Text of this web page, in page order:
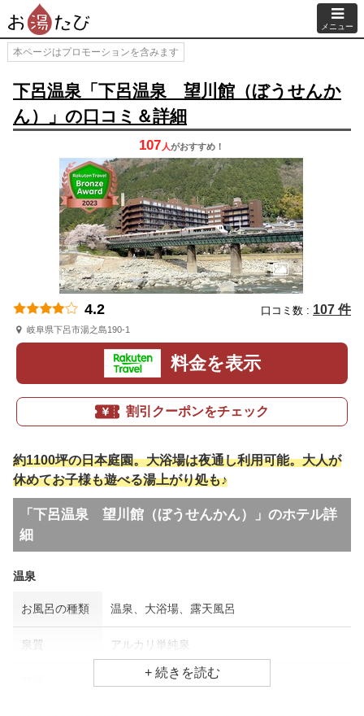
メニュー
本ページはプロモーションを含みます
下呂温泉「下呂温泉 望川館（ぼうせんか
ん）」の口コミ＆詳細
107 人がおすすめ！
4.2 口コミ数 : 107 件
岐阜県下呂市湯之島190-1
料金を表示
割引クーポンをチェック
約1100坪の日本庭園。大浴場は夜通し利用可能。大人が
休めてお子様も遊べる湯上がり処も♪
「下呂温泉 望川館（ぼうせんかん）」のホテル詳
細
温泉
お風呂の種類 温泉、大浴場、露天風呂
泉質 アルカリ単純泉
冷え性、美肌効果、疲労回復